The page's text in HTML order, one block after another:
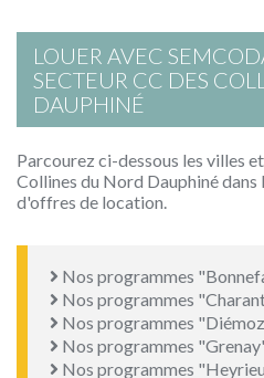
LOUER AVEC
SECTEUR CC DES
DAUPHINÉ
Parcourez ci-dessous les villes
Collines du Nord Dauphiné dans
d'offres de location.
Nos programmes
Nos programmes
Nos programmes
Nos programmes
Nos programmes